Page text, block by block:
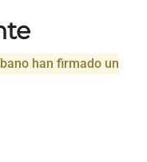
han firmado un